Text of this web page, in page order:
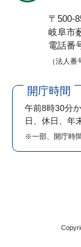
〒500-
岐阜市
電話番
（法人
開庁時間
午前8時30分
日、休日、年
※一部、開庁時